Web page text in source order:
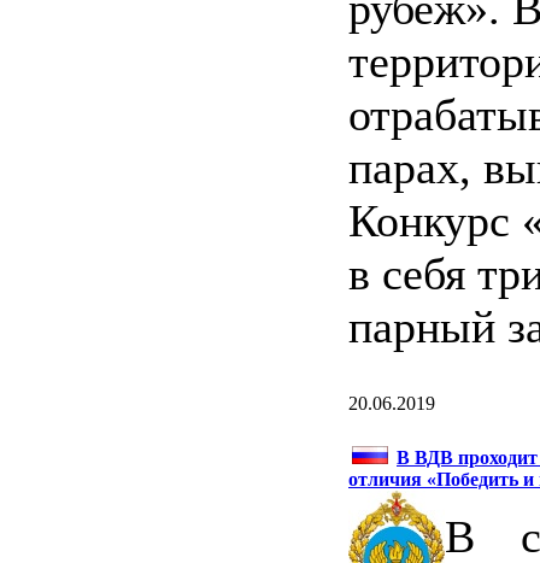
парах,
Конкурс
в себя
парный
20.06.2019
В ВДВ проходит
отличия «Победить
В